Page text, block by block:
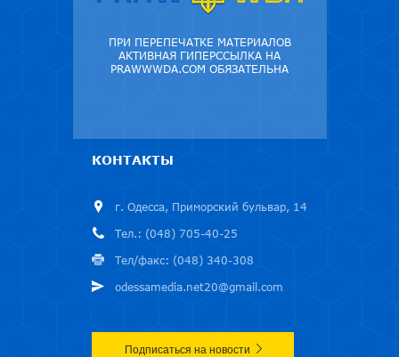
ПРИ ПЕРЕПЕЧАТКЕ МАТЕРИАЛОВ
АКТИВНАЯ ГИПЕРССЫЛКА НА
PRAWWWDA.COM ОБЯЗАТЕЛЬНА
КОНТАКТЫ
г. Одесса, Приморский бульвар, 14
Тел.: (048) 705-40-25
Тел/факс: (048) 340-308
odessamedia.net20@gmail.com
Подписаться на новости